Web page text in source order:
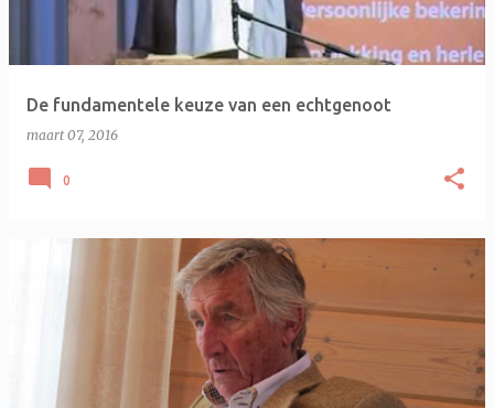
De fundamentele keuze van een echtgenoot
maart 07, 2016
0